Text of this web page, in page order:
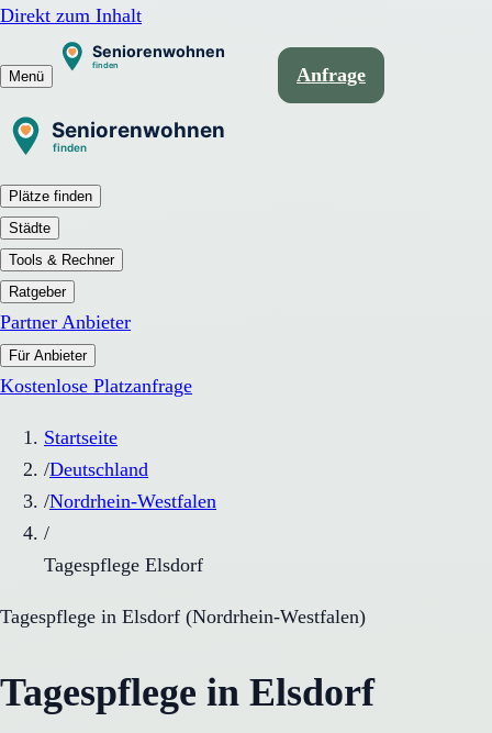
Direkt zum Inhalt
Menü Anfrage
Plätze finden
Städte
Tools & Rechner
Ratgeber
Partner Anbieter
Für Anbieter
Kostenlose Platzanfrage
Startseite
/Deutschland
/Nordrhein-Westfalen
/
Tagespflege Elsdorf
Tagespflege in Elsdorf (Nordrhein-Westfalen)
Tagespflege in Elsdorf